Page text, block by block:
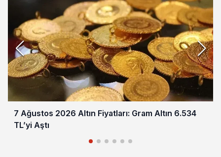
7 Ağustos 2026 Altın Fiyatları: Gram Altın 6.534
TL’yi Aştı